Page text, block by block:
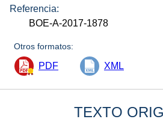
Referencia:
BOE-A-2017-1878
Otros formatos:
PDF XML
TEXTO